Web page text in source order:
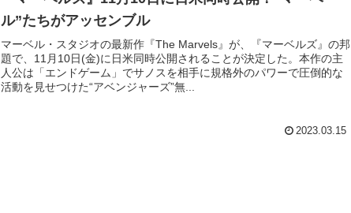
ル”たちがアッセンブル
マーベル・スタジオの最新作『The Marvels』が、『マーベルズ』の邦
題で、11月10日(金)に日米同時公開されることが決定した。本作の主
人公は「エンドゲーム」でサノスを相手に規格外のパワーで圧倒的な
活動を見せつけた“アベンジャーズ”無...
2023.03.15